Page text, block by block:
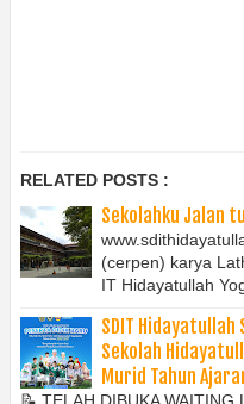
RELATED POSTS :
Sekolahku Jalan
(cerpen) karya
IT Hidayatullah
SDIT Hidayatullah
Sekolah
Murid Tahun